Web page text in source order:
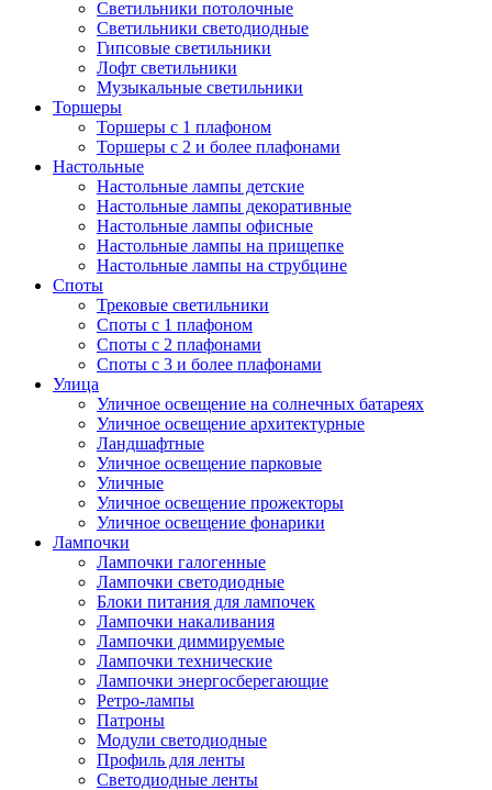
Светильники потолочные
Светильники светодиодные
Гипсовые светильники
Лофт светильники
Музыкальные светильники
Торшеры
Торшеры с 1 плафоном
Торшеры с 2 и более плафонами
Настольные
Настольные лампы детские
Настольные лампы декоративные
Настольные лампы офисные
Настольные лампы на прищепке
Настольные лампы на струбцине
Споты
Трековые светильники
Споты с 1 плафоном
Споты с 2 плафонами
Споты с 3 и более плафонами
Улица
Уличное освещение на солнечных батареях
Уличное освещение архитектурные
Ландшафтные
Уличное освещение парковые
Уличные
Уличное освещение прожекторы
Уличное освещение фонарики
Лампочки
Лампочки галогенные
Лампочки светодиодные
Блоки питания для лампочек
Лампочки накаливания
Лампочки диммируемые
Лампочки технические
Лампочки энергосберегающие
Ретро-лампы
Патроны
Модули светодиодные
Профиль для ленты
Светодиодные ленты